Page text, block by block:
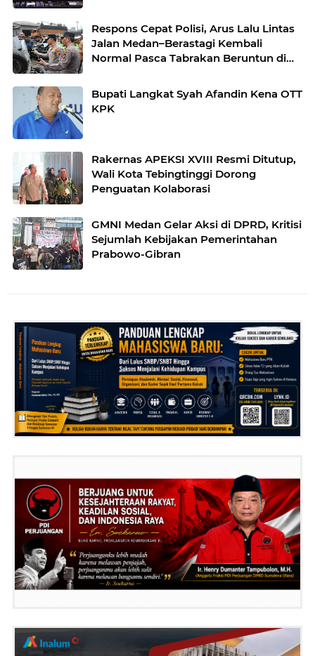
Respons Cepat Polisi, Arus Lalu Lintas
Jalan Medan–Berastagi Kembali
Normal Pasca Tabrakan Beruntun di
Bupati Langkat Syah Afandin Kena OTT
KPK
Rakernas APEKSI XVIII Resmi Ditutup,
Wali Kota Tebingtinggi Dorong
Penguatan Kolaborasi
GMNI Medan Gelar Aksi di DPRD, Kritisi
Sejumlah Kebijakan Pemerintahan
Prabowo-Gibran